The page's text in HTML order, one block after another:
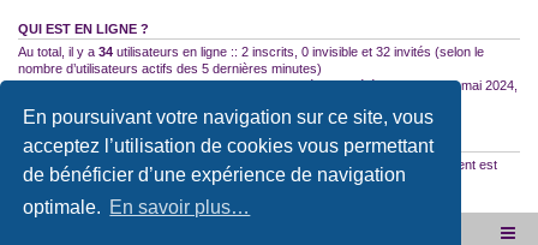
En poursuivant votre navigation sur ce site, vous
acceptez l’utilisation de cookies vous permettant
de bénéficier d’une expérience de navigation
optimale. En savoir plus…
QUI EST EN LIGNE ?
Au total, il y a 34 utilisateurs en ligne :: 2 inscrits, 0 invisible et 32 invités (selon le
nombre d’utilisateurs actifs des 5 dernières minutes)
Le nombre maximal d’utilisateurs en ligne simultanément a été de2754le 10 mai 2024,
STATISTIQUES
35522 messages • 2587 2953 membres • Notre membre le plus récent est
12167560000hgTrork